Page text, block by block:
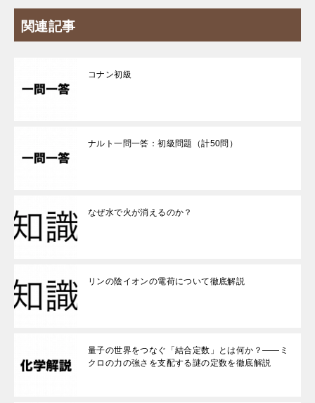
関連記事
コナン初級
ナルト一問一答：初級問題（計50問）
なぜ水で火が消えるのか？
リンの陰イオンの電荷について徹底解説
量子の世界をつなぐ「結合定数」とは何か？——ミ
クロの力の強さを支配する謎の定数を徹底解説